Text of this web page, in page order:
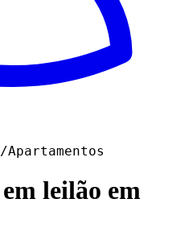
/Apartamentos
em leilão em